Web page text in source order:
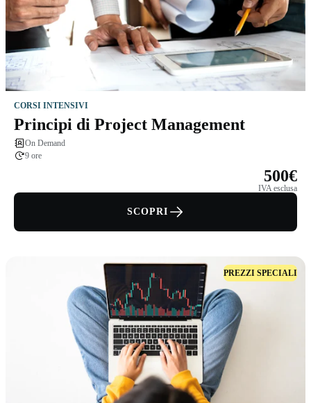
CORSI INTENSIVI
Principi di Project Management
On Demand
9 ore
500€
IVA esclusa
SCOPRI
PREZZI SPECIALI